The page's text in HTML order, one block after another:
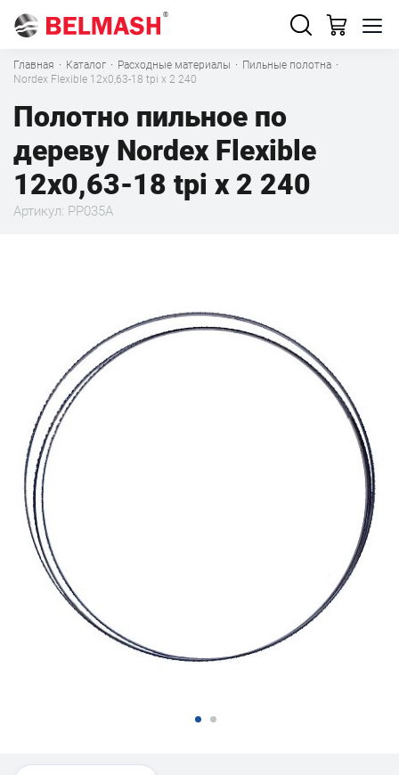
Главная · Каталог · Расходные материалы · Пильные полотна ·
Nordex Flexible 12х0,63-18 tpi x 2 240
Полотно пильное по
дереву Nordex Flexible
12х0,63-18 tpi x 2 240
Артикул: PP035A